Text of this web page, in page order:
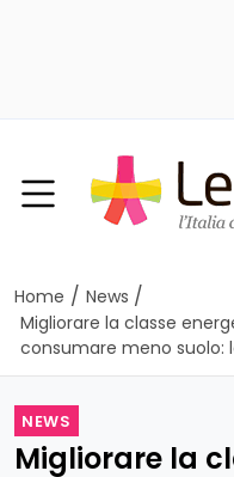
Home / News /
Migliorare la classe
consumare meno suolo:
NEWS
Migliorare la